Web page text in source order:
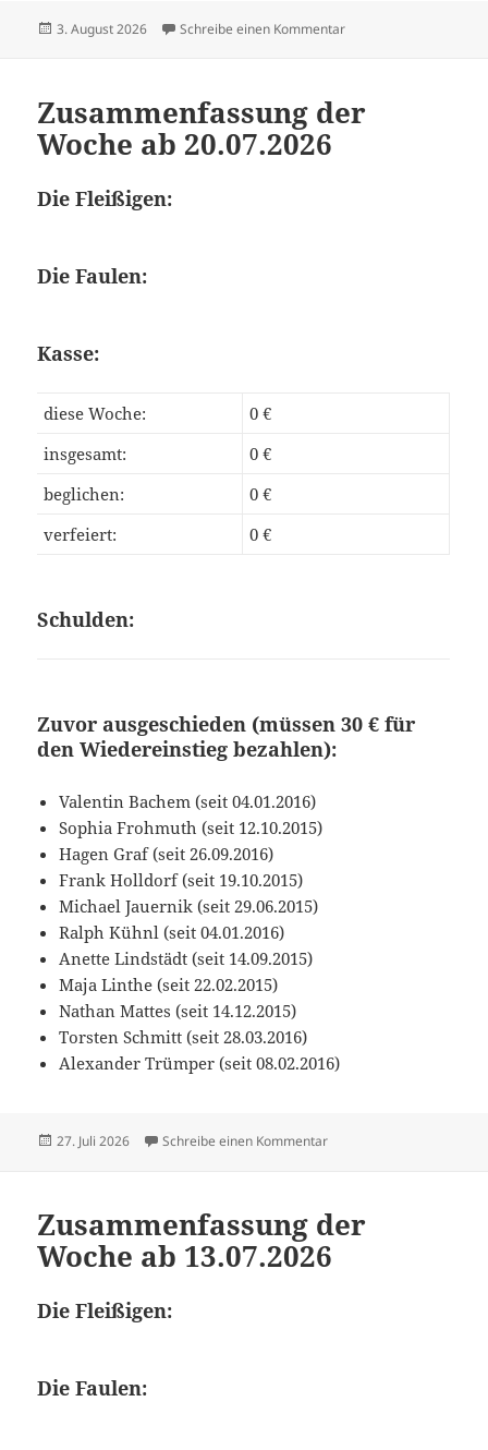
Veröffentlicht
3. August 2026 Schreibe einen Kommentarzu Zusammenfassung
Zusammenfassung der
Woche ab 20.07.2026
Die Fleißigen:
Die Faulen:
Kasse:
diese Woche:
0 €
insgesamt:
0 €
beglichen:
0 €
verfeiert:
0 €
Schulden:
Zuvor ausgeschieden (müssen 30 € für
den Wiedereinstieg bezahlen):
Valentin Bachem (seit 04.01.2016)
Sophia Frohmuth (seit 12.10.2015)
Hagen Graf (seit 26.09.2016)
Frank Holldorf (seit 19.10.2015)
Michael Jauernik (seit 29.06.2015)
Ralph Kühnl (seit 04.01.2016)
Anette Lindstädt (seit 14.09.2015)
Maja Linthe (seit 22.02.2015)
Nathan Mattes (seit 14.12.2015)
Torsten Schmitt (seit 28.03.2016)
Alexander Trümper (seit 08.02.2016)
Veröffentlicht
27. Juli 2026 Schreibe einen Kommentarzu Zusammenfassung
Zusammenfassung der
Woche ab 13.07.2026
Die Fleißigen:
Die Faulen: